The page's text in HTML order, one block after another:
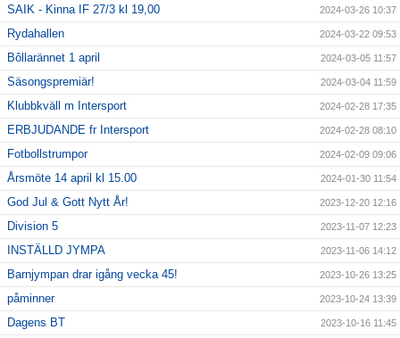
SAIK - Kinna IF 27/3 kl 19,00 2024-03-26 10:37
Rydahallen 2024-03-22 09:53
Bôllarännet 1 april 2024-03-05 11:57
Säsongspremiär! 2024-03-04 11:59
Klubbkväll m Intersport 2024-02-28 17:35
ERBJUDANDE fr Intersport 2024-02-28 08:10
Fotbollstrumpor 2024-02-09 09:06
Årsmöte 14 april kl 15.00 2024-01-30 11:54
God Jul & Gott Nytt År! 2023-12-20 12:16
Division 5 2023-11-07 12:23
INSTÄLLD JYMPA 2023-11-06 14:12
Barnjympan drar igång vecka 45! 2023-10-26 13:25
påminner 2023-10-24 13:39
Dagens BT 2023-10-16 11:45